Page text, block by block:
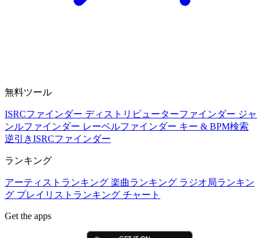
無料ツール
ISRCファインダー ディストリビューターファインダー ジャ
ンルファインダー レーベルファインダー キー & BPM検索
逆引きISRCファインダー
ランキング
アーティストランキング 楽曲ランキング ラジオ局ランキン
グ プレイリストランキング チャート
Get the apps